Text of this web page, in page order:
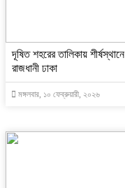
দূষিত শহরের তালিকায় শীর্ষস্থানে
রাজধানী ঢাকা
মঙ্গলবার, ১০ ফেব্রুয়ারী, ২০২৬